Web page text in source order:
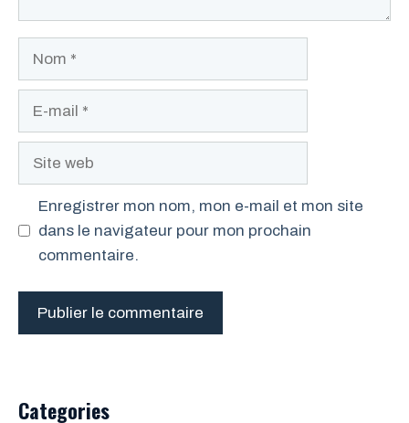
Site
Enregistrer mon nom, mon e-mail et mon site
dans le navigateur pour mon prochain
commentaire.
Categories